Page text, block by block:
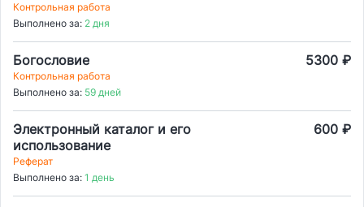
Контрольная работа
Выполнено за: 2 дня
Богословие 5300 ₽
Контрольная работа
Выполнено за: 59 дней
Электронный каталог и его
использование
600 ₽
Реферат
Выполнено за: 1 день